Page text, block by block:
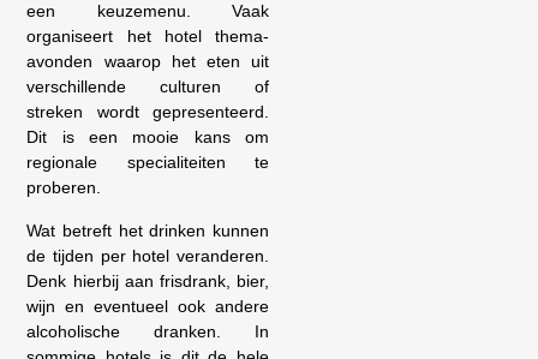
een keuzemenu. Vaak
organiseert het hotel thema-
avonden waarop het eten uit
verschillende culturen of
streken wordt gepresenteerd.
Dit is een mooie kans om
regionale specialiteiten te
proberen.
Wat betreft het drinken kunnen
de tijden per hotel veranderen.
Denk hierbij aan frisdrank, bier,
wijn en eventueel ook andere
alcoholische dranken. In